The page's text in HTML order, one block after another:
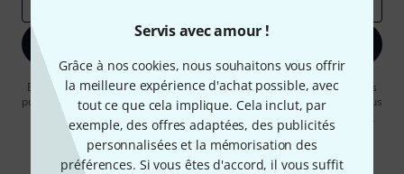
Servis avec amour !
Grâce à nos cookies, nous souhaitons vous offrir
la meilleure expérience d'achat possible, avec
tout ce que cela implique. Cela inclut, par
exemple, des offres adaptées, des publicités
personnalisées et la mémorisation des
préférences. Si vous êtes d'accord, il vous suffit
En cliquant sur "S'inscrire maintenant", vous acceptez de recevoir des
publicités par e-mail. La désinscription est possible à tout moment. Vous
pouvez trouver plus d'informations à ce sujet dans notre
confidentialité.
* Requis